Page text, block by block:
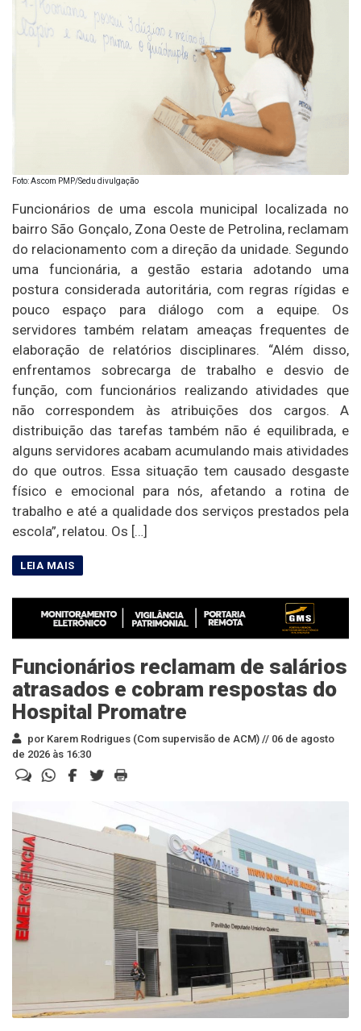
Foto: Ascom PMP/Sedu divulgação
Funcionários de uma escola municipal localizada no
bairro São Gonçalo, Zona Oeste de Petrolina, reclamam
do relacionamento com a direção da unidade. Segundo
uma funcionária, a gestão estaria adotando uma
postura considerada autoritária, com regras rígidas e
pouco espaço para diálogo com a equipe. Os
servidores também relatam ameaças frequentes de
elaboração de relatórios disciplinares. “Além disso,
enfrentamos sobrecarga de trabalho e desvio de
função, com funcionários realizando atividades que
não correspondem às atribuições dos cargos. A
distribuição das tarefas também não é equilibrada, e
alguns servidores acabam acumulando mais atividades
do que outros. Essa situação tem causado desgaste
físico e emocional para nós, afetando a rotina de
trabalho e até a qualidade dos serviços prestados pela
escola”, relatou. Os […]
Funcionários reclamam de salários
atrasados e cobram respostas do
Hospital Promatre
por Karem Rodrigues (Com supervisão de ACM) // 06 de agosto
de 2026 às 16:30